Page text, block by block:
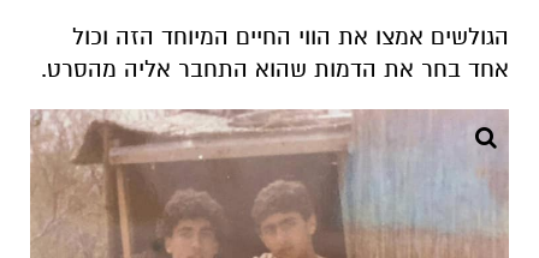
הגולשים אמצו את הווי החיים המיוחד הזה וכול
אחד בחר את הדמות שהוא התחבר אליה מהסרט.